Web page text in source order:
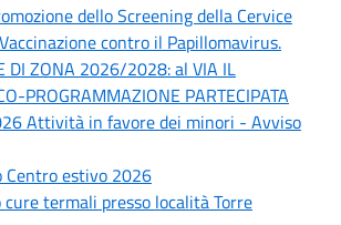
dello Screening della Cervice
contro il Papillomavirus.
DI ZONA 2026/2028: al VIA IL
PROGRAMMAZIONE PARTECIPATA
Attività in favore dei minori - Avviso
Centro estivo 2026
termali presso località Torre